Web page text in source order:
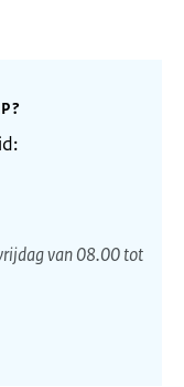
van 08.00 tot